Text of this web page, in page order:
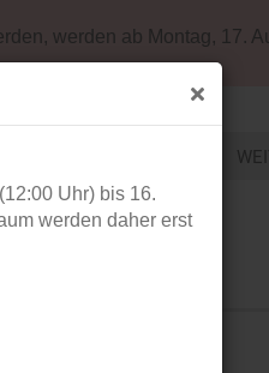
Uhr) bis 16.
werden daher erst
werden ab Montag, 17.
» Ablagemappen